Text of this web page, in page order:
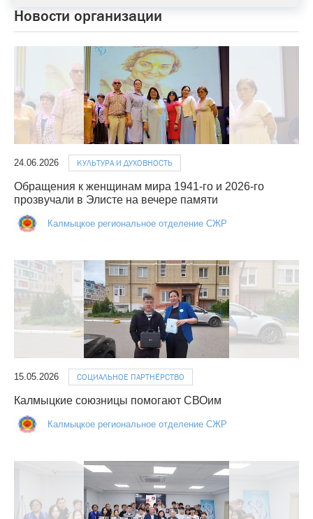
Новости организации
24.06.2026 КУЛЬТУРА И ДУХОВНОСТЬ
Обращения к женщинам мира 1941-го и 2026-го
прозвучали в Элисте на вечере памяти
Калмыцкое региональное отделение СЖР
15.05.2026 СОЦИАЛЬНОЕ ПАРТНЁРСТВО
Калмыцкие союзницы помогают СВОим
Калмыцкое региональное отделение СЖР